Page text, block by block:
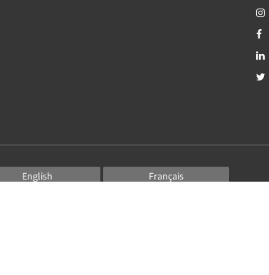
English
Français